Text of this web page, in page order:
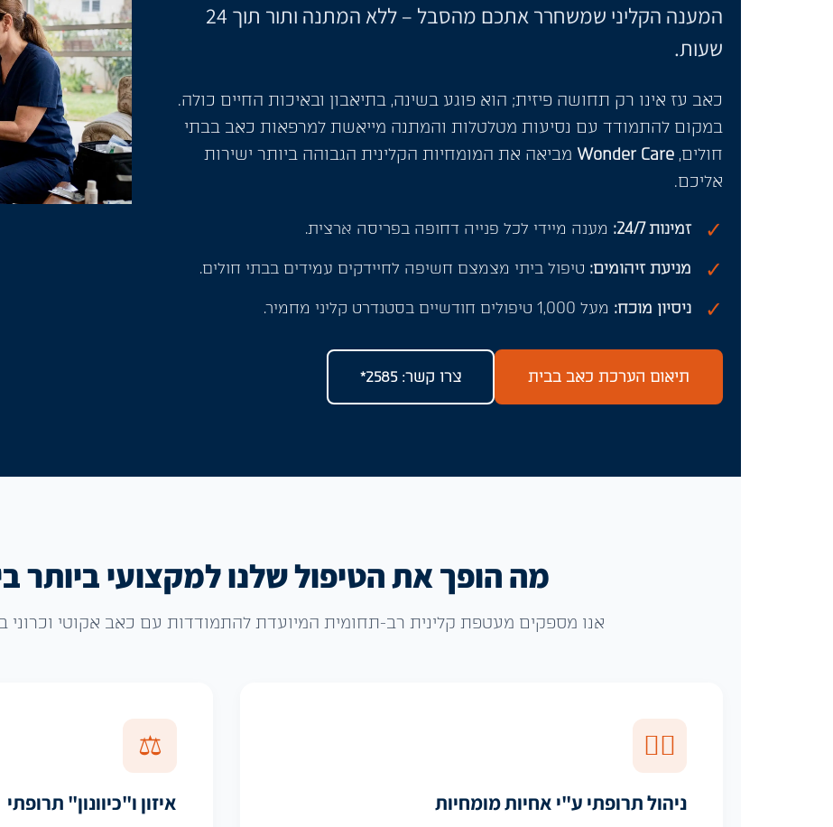
המענה הקליני שמשחרר אתכם מהסבל – ללא המתנה ותור תוך 24
שעות.
כאב עז אינו רק תחושה פיזית; הוא פוגע בשינה, בתיאבון ובאיכות החיים כולה.
במקום להתמודד עם נסיעות מטלטלות והמתנה מייאשת למרפאות כאב בבתי
חולים, Wonder Care מביאה את המומחיות הקלינית הגבוהה ביותר ישירות
אליכם.
✓ זמינות 24/7: מענה מיידי לכל פנייה דחופה בפריסה ארצית.
✓ מניעת זיהומים: טיפול ביתי מצמצם חשיפה לחיידקים עמידים בבתי חולים.
✓ ניסיון מוכח: מעל 1,000 טיפולים חודשיים בסטנדרט קליני מחמיר.
תיאום הערכת כאב בבית צרו קשר: 2585*
מה הופך את הטיפול שלנו למקצועי ביותר
אנו מספקים מעטפת קלינית רב-תחומית המיועדת להתמודדות עם כאב אקוטי וכרוני
👩‍⚕️
ניהול תרופתי ע"י אחיות מומחיות
⚖️
איזון ו"כיוונון" תרופתי